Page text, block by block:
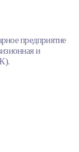
предприятие
и